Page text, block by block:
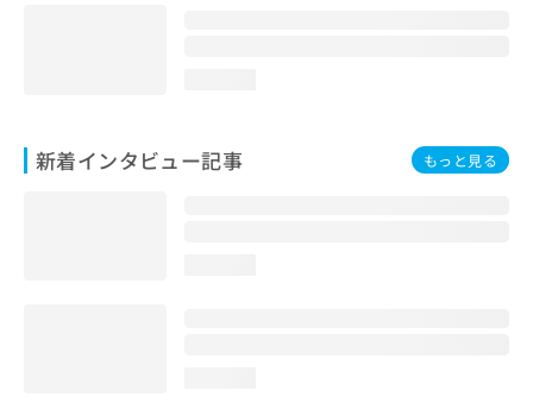
新着インタビュー記事 もっと見る